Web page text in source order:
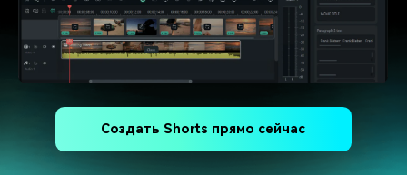
Создать Shorts прямо сейчас